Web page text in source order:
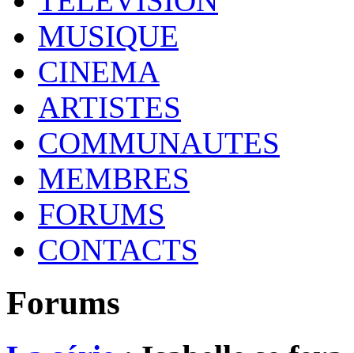
MUSIQUE
CINEMA
ARTISTES
COMMUNAUTES
MEMBRES
FORUMS
CONTACTS
Forums